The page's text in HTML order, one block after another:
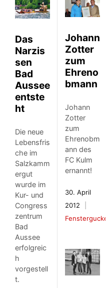
Das
Narzis
sen
Bad
Aussee
entste
ht
Die neue
Lebensfris
che im
Salzkamm
ergut
wurde im
Kur- und
Congress
zentrum
Bad
Aussee
erfolgreic
h
vorgestell
t.
Johann
Zotter
zum
Ehreno
bmann
Johann
Zotter
zum
Ehrenobm
ann des
FC Kulm
ernannt!
30. April
2012
Fenstergucker